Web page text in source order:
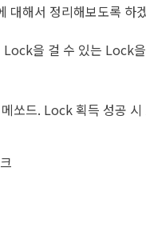
해서 정리해보도록 하
을 걸 수 있는 Lock
쏘드. Lock 획득 성공